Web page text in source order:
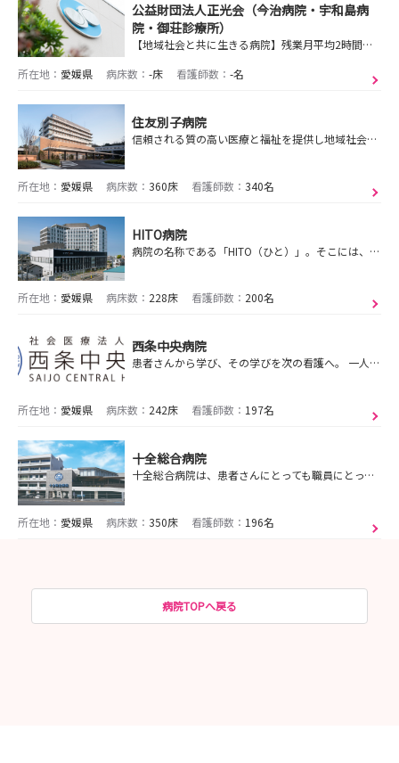
公益財団法人正光会（今治病院・宇和島病
院・御荘診療所）
【地域社会と共に生きる病院】残業月平均2時間／有休取得率89.8％／産休・育休復帰率100％
所在地： 愛媛県 病床数： -床 看護師数： -名
住友別子病院
信頼される質の高い医療と福祉を提供し地域社会に貢献します。
所在地： 愛媛県 病床数： 360床 看護師数： 340名
HITO病院
病院の名称である「HITO（ひと）」。そこには、病を診るだけでなく人を診る医療でありたいという私たちの思いを込めています。コンセプトは「いきるを支える」。
所在地： 愛媛県 病床数： 228床 看護師数： 200名
西条中央病院
患者さんから学び、その学びを次の看護へ。 一人ひとりが考え、成長していける病院です。
所在地： 愛媛県 病床数： 242床 看護師数： 197名
十全総合病院
十全総合病院は、患者さんにとっても職員にとっても、世界一幸せな病院を目指し、地域に根ざした病院として安心できる医療を提供しています。
所在地： 愛媛県 病床数： 350床 看護師数： 196名
病院TOPへ戻る